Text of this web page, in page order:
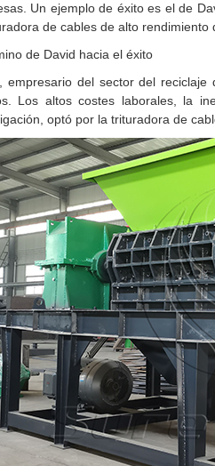
Un ejemplo de éxito es el de
de cables de alto rendimiento
de David hacia el éxito
empresario del sector del
Los altos costes laborales, la
optó por la trituradora de